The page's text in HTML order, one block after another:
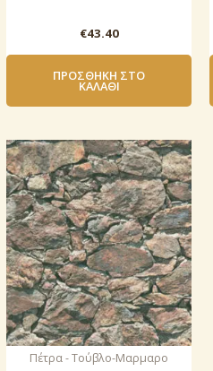
€43.40
ΠΡΟΣΘΉΚΗ ΣΤΟ
ΚΑΛΆΘΙ
Πέτρα - Τούβλο-Μαρμαρο